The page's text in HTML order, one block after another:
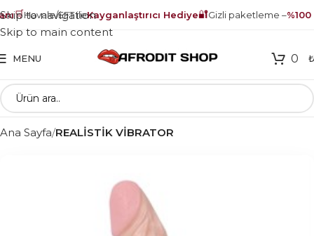
🛒Havale/EFT ileKayganlaştırıcı Hediye🔐Gizli paketleme –%100
Skip to navigation
Skip to main content
MENU 0 ₺
Ana Sayfa REALİSTİK VİBRATOR